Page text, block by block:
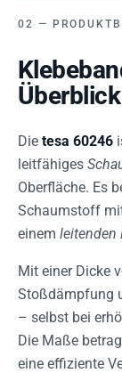
Überblick
Die tesa 60246
leitfähiges
Oberfläche. Es
Schaumstoff
einem leitenden
Mit einer Dicke
Stoßdämpfung
– selbst bei
Die Maße
eine effiziente